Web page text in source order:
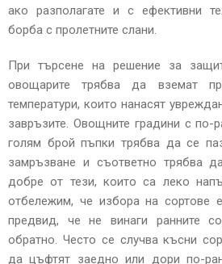
ако разполагате и с ефективни
борба с пролетните слани.
При търсене на решение за
овощарите трябва да вземат
температури, които нанасят
завръзите. Овощните градини с по-
голям брой пъпки трябва да се
замръзване и съответно трябва
добре от тези, които са леко
отбележим, че избора на сортове
предвид, че не винаги ранните
обратно. Често се случва късни
да цъфтят заедно или дори по-